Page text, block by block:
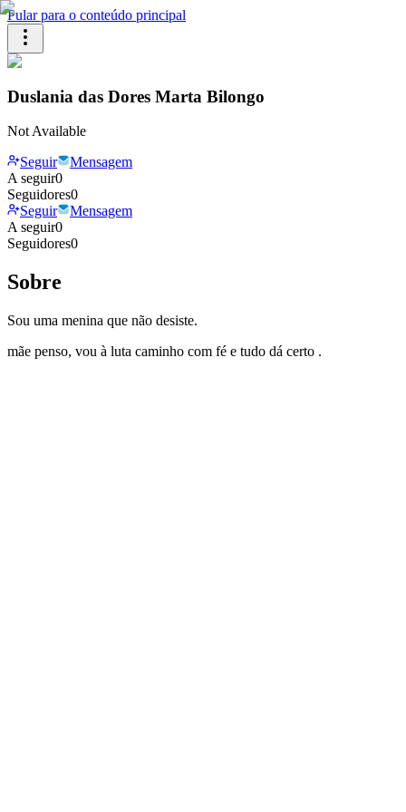
Pular para o conteúdo principal
Duslania das Dores Marta Bilongo
Not Available
Seguir
Mensagem
A seguir0
Seguidores0
Seguir
Mensagem
A seguir0
Seguidores0
Sobre
Sou uma menina que não desiste.
mãe penso, vou à luta caminho com fé e tudo dá certo .